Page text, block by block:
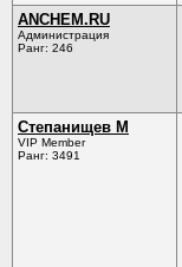
ANCHEM.RU
Администрация
Ранг: 246
Степанищев М
VIP Member
Ранг: 3491